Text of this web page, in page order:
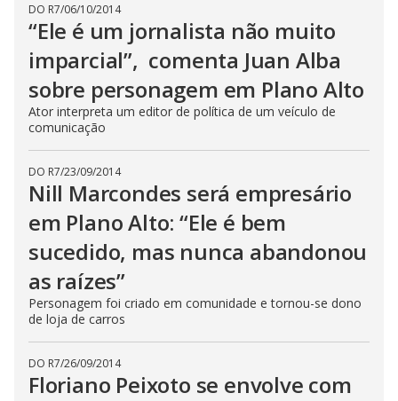
DO R7/06/10/2014
“Ele é um jornalista não muito
imparcial”, comenta Juan Alba
sobre personagem em Plano Alto
Ator interpreta um editor de política de um veículo de
comunicação
DO R7/23/09/2014
Nill Marcondes será empresário
em Plano Alto: “Ele é bem
sucedido, mas nunca abandonou
as raízes”
Personagem foi criado em comunidade e tornou-se dono
de loja de carros
DO R7/26/09/2014
Floriano Peixoto se envolve com